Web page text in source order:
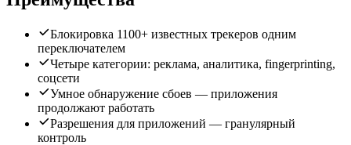
Блокировка 1100+ известных трекеров одним
переключателем
Четыре категории: реклама, аналитика, fingerprinting,
соцсети
Умное обнаружение сбоев — приложения
продолжают работать
Разрешения для приложений — гранулярный
контроль